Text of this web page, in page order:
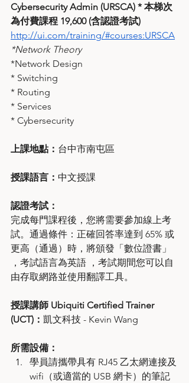
Cybersecurity Admin (URSCA) * 本梯次
為付費課程 19,600 (含認證考試)
http://ui.com/training/#courses:URSCA
*Network Theory
*Network Design
* Switching
* Routing
* Services
* Cybersecurity
上課地點： 台中市南屯區
授課語言： 中文授課
認證考試：
完成每門課程後，您將需要參加線上考
試。通過條件：正確回答率達到 65% 或
更高（通過）時，將頒發「數位證書」
，考試語言為英語 ，考試期間您可以自
由存取網路並使用翻譯工具。
授課講師 Ubiquiti Certified Trainer
(UCT)： 凱文科技 - Kevin Wang
所需設備：
學員請攜帶具有 RJ45 乙太網連接及
wifi（或適當的 USB 網卡）的筆記